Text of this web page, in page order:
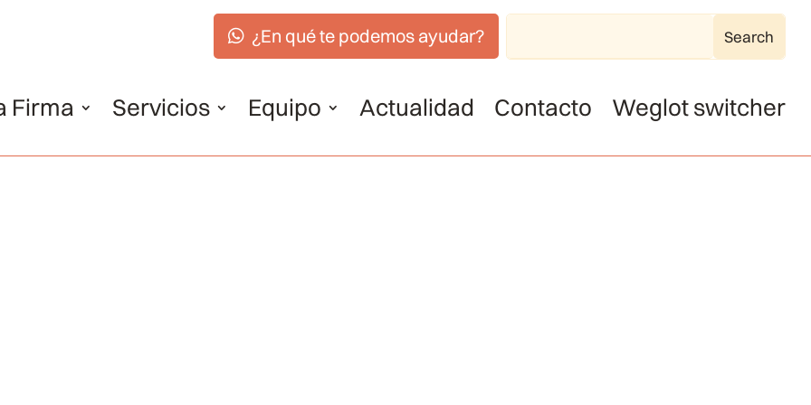
¿En qué te podemos ayudar?
Firma Servicios Equipo Actualidad Contacto Weglot switcher